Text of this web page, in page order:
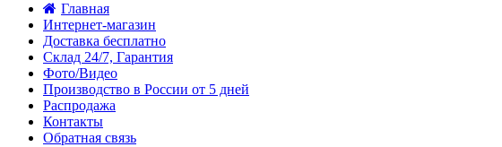
Главная
Интернет-магазин
Доставка бесплатно
Склад 24/7, Гарантия
Фото/Видео
Производство в России от 5 дней
Распродажа
Контакты
Обратная связь